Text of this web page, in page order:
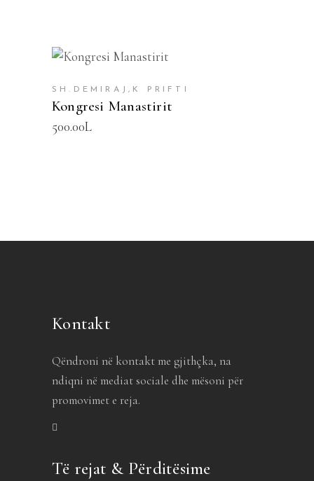
SHTOJE NË SHPORTË
SH.DEMIRAJ,K PRIFTI
Kongresi Manastirit
500.00L
Kontakt
Qëndroni në kontakt me gjithçka, na
ndiqni në mediat sociale dhe mësoni për
promovimet e reja.
Të rejat & Përditësime